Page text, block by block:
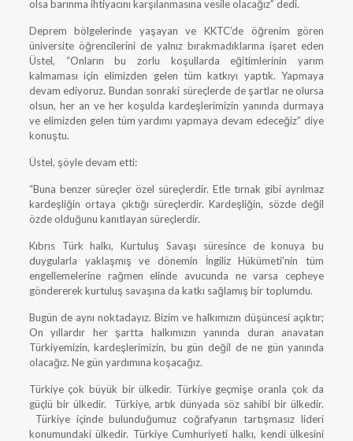
olsa barınma ihtiyacını karşılanmasına vesile olacağız” dedi.
Deprem bölgelerinde yaşayan ve KKTC’de öğrenim gören
üniversite öğrencilerini de yalnız bırakmadıklarına işaret eden
Üstel, “Onların bu zorlu koşullarda eğitimlerinin yarım
kalmaması için elimizden gelen tüm katkıyı yaptık. Yapmaya
devam ediyoruz. Bundan sonraki süreçlerde de şartlar ne olursa
olsun, her an ve her koşulda kardeşlerimizin yanında durmaya
ve elimizden gelen tüm yardımı yapmaya devam edeceğiz” diye
konuştu.
Üstel, şöyle devam etti:
“Buna benzer süreçler özel süreçlerdir. Etle tırnak gibi ayrılmaz
kardeşliğin ortaya çıktığı süreçlerdir. Kardeşliğin, sözde değil
özde olduğunu kanıtlayan süreçlerdir.
Kıbrıs Türk halkı, Kurtuluş Savaşı süresince de konuya bu
duygularla yaklaşmış ve dönemin İngiliz Hükümeti’nin tüm
engellemelerine rağmen elinde avucunda ne varsa cepheye
göndererek kurtuluş savaşına da katkı sağlamış bir toplumdu.
Bugün de aynı noktadayız. Bizim ve halkımızın düşüncesi açıktır;
On yıllardır her şartta halkımızın yanında duran anavatan
Türkiyemizin, kardeşlerimizin, bu gün değil de ne gün yanında
olacağız. Ne gün yardımına koşacağız.
Türkiye çok büyük bir ülkedir. Türkiye geçmişe oranla çok da
güçlü bir ülkedir. Türkiye, artık dünyada söz sahibi bir ülkedir.
Türkiye içinde bulunduğumuz coğrafyanın tartışmasız lideri
konumundaki ülkedir. Türkiye Cumhuriyeti halkı, kendi ülkesini